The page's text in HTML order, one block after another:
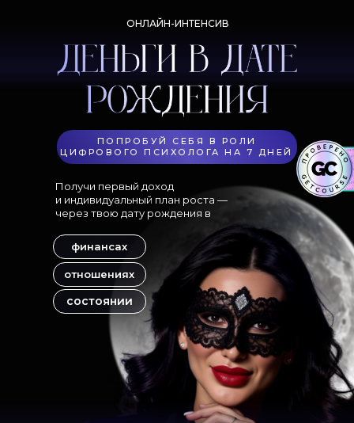
ПОПРОБУЙ СЕБЯ В РОЛИ
ЦИФРОВОГО ПСИХОЛОГА НА 7 ДНЕЙ
Получи первый доход
и индивидуальный план роста —
через твою дату рождения в
финансах
отношениях
состоянии
ОНЛАЙН-ИНТЕНСИВ